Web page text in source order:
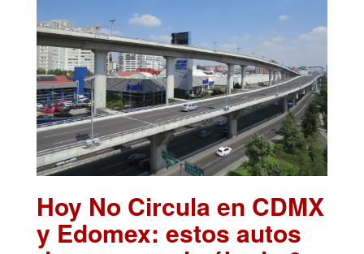
Hoy No Circula en CDMX
y Edomex: estos autos